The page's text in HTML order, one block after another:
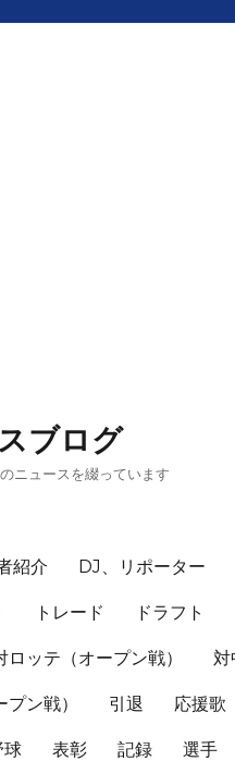
ブログ
ニュースを綴っています
紹介 DJ、リポーター
トレード ドラフト
ロッテ（オープン戦） 対
ン戦） 引退 応援歌
球 表彰 記録 選手